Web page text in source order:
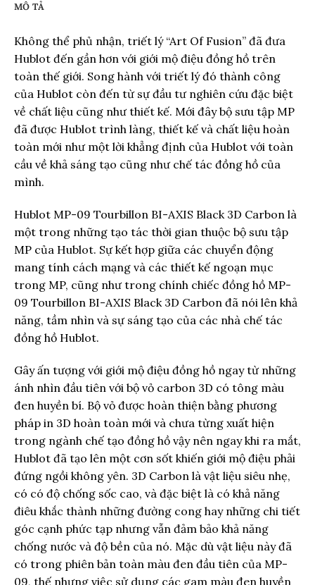
MÔ TẢ
Không thể phủ nhận, triết lý “Art Of Fusion” đã đưa
Hublot đến gần hơn với giới mộ điệu đồng hồ trên
toàn thế giới. Song hành với triết lý đó thành công
của Hublot còn đến từ sự đầu tư nghiên cứu đặc biệt
về chất liệu cũng như thiết kế. Mới đây bộ sưu tập MP
đã được Hublot trình làng, thiết kế và chất liệu hoàn
toàn mới như một lời khẳng định của Hublot với toàn
cầu về khả sáng tạo cũng như chế tác đồng hồ của
mình.
Hublot MP-09 Tourbillon BI-AXIS Black 3D Carbon là
một trong những tạo tác thời gian thuộc bộ sưu tập
MP của Hublot. Sự kết hợp giữa các chuyển động
mang tính cách mạng và các thiết kế ngoạn mục
trong MP, cũng như trong chính chiếc đồng hồ MP-
09 Tourbillon BI-AXIS Black 3D Carbon đã nói lên khả
năng, tầm nhìn và sự sáng tạo của các nhà chế tác
đồng hồ Hublot.
Gây ấn tượng với giới mộ điệu đồng hồ ngay từ những
ánh nhìn đầu tiên với bộ vỏ carbon 3D có tông màu
đen huyền bí. Bộ vỏ được hoàn thiện bằng phương
pháp in 3D hoàn toàn mới và chưa từng xuất hiện
trong ngành chế tạo đồng hồ vậy nên ngay khi ra mắt,
Hublot đã tạo lên một cơn sốt khiến giới mộ điệu phải
đứng ngồi không yên. 3D Carbon là vật liệu siêu nhẹ,
có có độ chống sốc cao, và đặc biệt là có khả năng
điêu khắc thành những đường cong hay những chi tiết
góc cạnh phức tạp nhưng vẫn đảm bảo khả năng
chống nước và độ bền của nó. Mặc dù vật liệu này đã
có trong phiên bản toàn màu đen đầu tiên của MP-
09, thế nhưng việc sử dụng các gam màu đen huyền